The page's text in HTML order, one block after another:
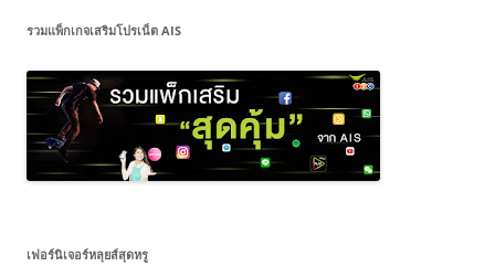
รวมแพ็กเกจเสริมโปรเน็ต AIS
เฟอร์นิเจอร์หลุยส์สุดหรู